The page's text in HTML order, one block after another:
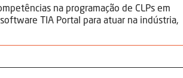
na programação de CLPs em
TIA Portal para atuar na indústria,